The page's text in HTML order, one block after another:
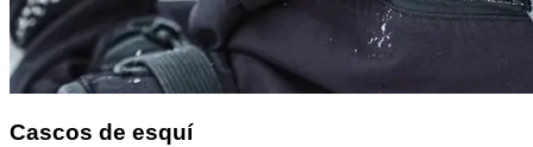
Cascos de esquí